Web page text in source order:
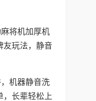
将机加厚机
友玩法，静音
机器静音洗
，长辈轻松上